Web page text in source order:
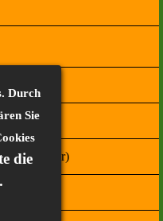
Durch
Sie
die
.
Kinder)